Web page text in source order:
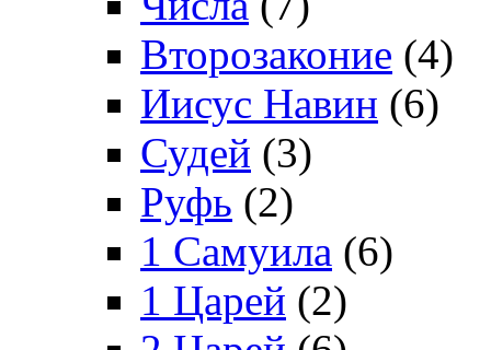
Второзаконие (4)
Иисус Навин (6)
Судей (3)
Руфь (2)
1 Самуила (6)
1 Царей (2)